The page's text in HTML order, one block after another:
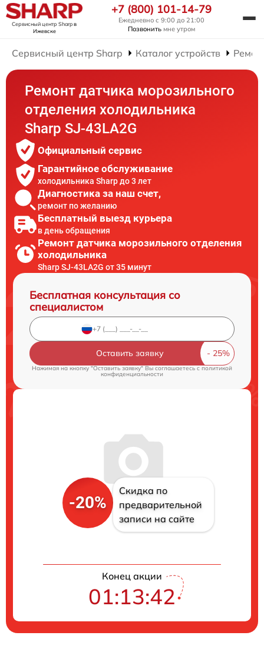
Сервисный центр Sharpв
Ижевске
+7 (800) 101-14-79
Ежедневно с 9:00 до 21:00
Позвонить мне утром
Сервисный центр Sharp Каталог устройств
Ремонт датчика морозильного
отделения холодильника
Sharp SJ-43LA2G
Официальный сервис
Гарантийное обслуживание
холодильника Sharp до 3 лет
Диагностика за наш счет,
ремонт по желанию
Бесплатный выезд курьера
в день обращения
Ремонт датчика морозильного отделения
холодильника
Sharp SJ-43LA2G от 35 минут
Бесплатная консультация со
специалистом
Оставить заявку
Нажимая на кнопку "Оставить заявку" Вы соглашаетесь cполитикой
конфиденциальности
-20%
Скидка по
предварительной
записи на сайте
Конец акции
01:13:42